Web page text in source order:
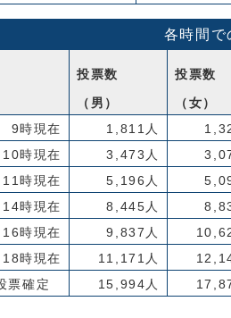
各時間で
投票数
（男）
投票数
（女）
9時現在
1,811人
10時現在
3,473人
11時現在
5,196人
14時現在
8,445人
16時現在
9,837人
18時現在
11,171人
票確定
15,994人